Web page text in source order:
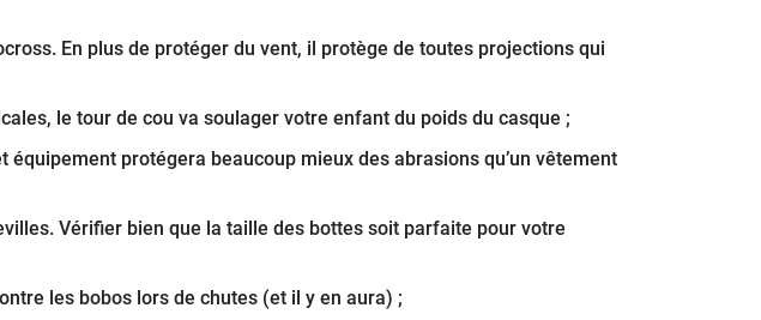
En plus de protéger du vent, il protège de toutes projections qui
le tour de cou va soulager votre enfant du poids du casque ;
protégera beaucoup mieux des abrasions qu’un vêtement
Vérifier bien que la taille des bottes soit parfaite pour votre
les bobos lors de chutes (et il y en aura) ;